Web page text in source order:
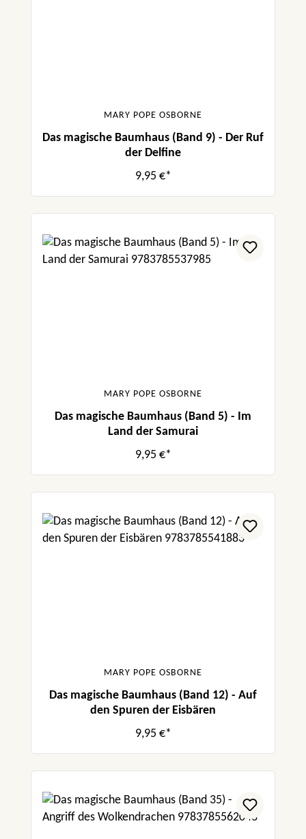
MARY POPE OSBORNE
Das magische Baumhaus (Band 9) - Der Ruf
der Delfine
9,95 €*
MARY POPE OSBORNE
Das magische Baumhaus (Band 5) - Im
Land der Samurai
9,95 €*
MARY POPE OSBORNE
Das magische Baumhaus (Band 12) - Auf
den Spuren der Eisbären
9,95 €*